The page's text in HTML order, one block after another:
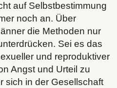
auf Selbstbestimmung
noch an. Über
die Methoden nur
Sei es das
und reproduktiver
Angst und Urteil zu
sich in der Gesellschaft